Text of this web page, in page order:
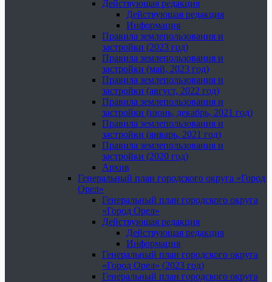
Действующая редакция
Действующая редакция
Информация
Правила землепользования и
застройки (2023 год)
Правила землепользования и
застройки (май, 2023 год)
Правила землепользования и
застройки (август, 2022 год)
Правила землепользования и
застройки (июнь, декабрь, 2021 год)
Правила землепользования и
застройки (январь, 2021 год)
Правила землепользования и
застройки (2020 год)
Архив
Генеральный план городского округа «Город
Орел»
Генеральный план городского округа
«Город Орел»
Действующая редакция
Действующая редакция
Информация
Генеральный план городского округа
«Город Орел» (2023 год)
Генеральный план городского округа